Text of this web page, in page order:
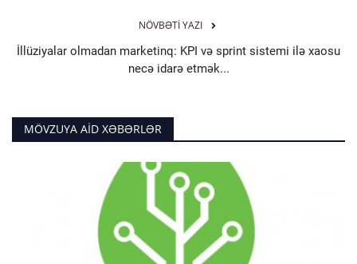
NÖVBƏTI YAZI
İllüziyalar olmadan marketinq: KPI və sprint sistemi ilə xaosu
necə idarə etmək...
MÖVZUYA AID XƏBƏRLƏR